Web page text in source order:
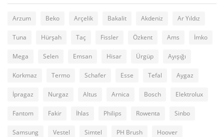
Arzum Beko Arçelik Bakalit Akdeniz Ar Yıldız
Tuna Hürşah Taç Fissler Özkent Ams İmko
Mega Selen Emsan Hisar Ürgüp Ayışığı
Korkmaz Termo Schafer Esse Tefal Aygaz
İpragaz Nurgaz Altus Arnica Bosch Elektrolux
Fantom Fakir İhlas Philips Rowenta Sinbo
Samsung Vestel Simtel PH Brush Hoover